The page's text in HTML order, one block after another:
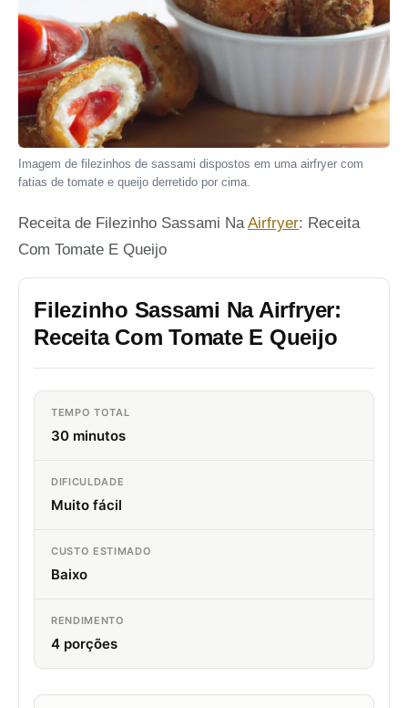
Imagem de filezinhos de sassami dispostos em uma airfryer com
fatias de tomate e queijo derretido por cima.
Receita de Filezinho Sassami NaAirfryer: Receita
Com Tomate E Queijo
Filezinho Sassami Na Airfryer:
Receita Com Tomate E Queijo
TEMPO TOTAL
30 minutos
DIFICULDADE
Muito fácil
CUSTO ESTIMADO
Baixo
RENDIMENTO
4 porções